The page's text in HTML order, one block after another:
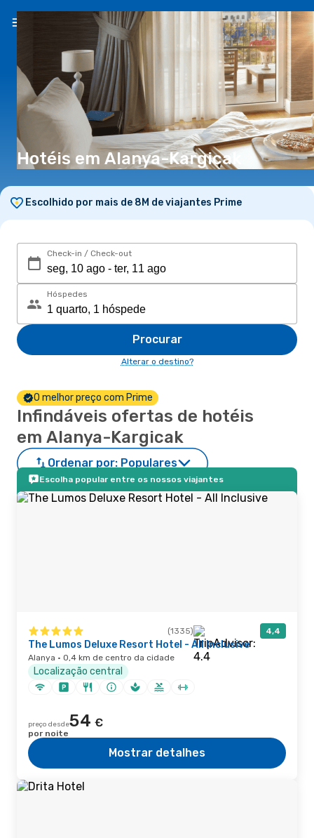
PT(€)
Hotéis em Alanya-Kargicak
Escolhido por mais de 8M de viajantes Prime
Check-in / Check-out
Hóspedes
Procurar
Alterar o destino?
O melhor preço com Prime
Infindáveis ofertas de hotéis
em Alanya-Kargicak
Ordenar por: Populares
Escolha popular entre os nossos viajantes
(1335) 4,4
The Lumos Deluxe Resort Hotel - All Inclusive
Alanya · 0,4 km de centro da cidade
Localização central
preço desde54 €
por noite
Mostrar detalhes